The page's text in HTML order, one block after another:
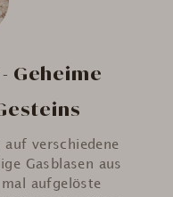
Geheime
auf verschiedene
Gasblasen aus
aufgelöste